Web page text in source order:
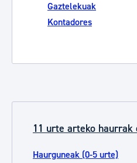
Gaztelekuak
Kontadores
11 urte arteko
Haurguneak (0-5 urte)